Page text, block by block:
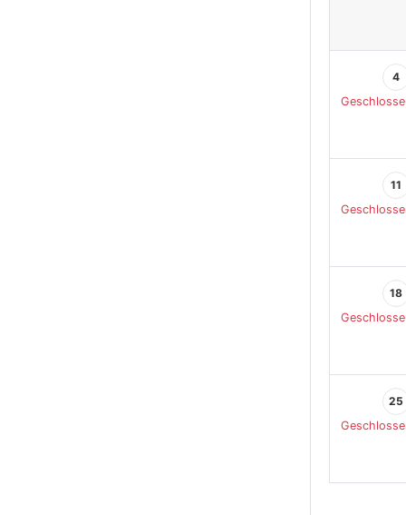
4
11
18
25